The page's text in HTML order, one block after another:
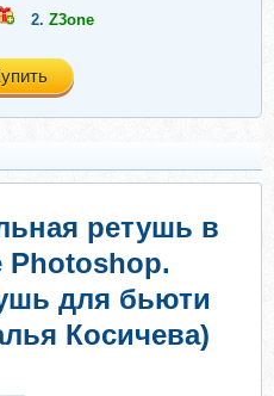
2. Z3one
ретушь в
Photoshop.
для бьюти
Косичева)